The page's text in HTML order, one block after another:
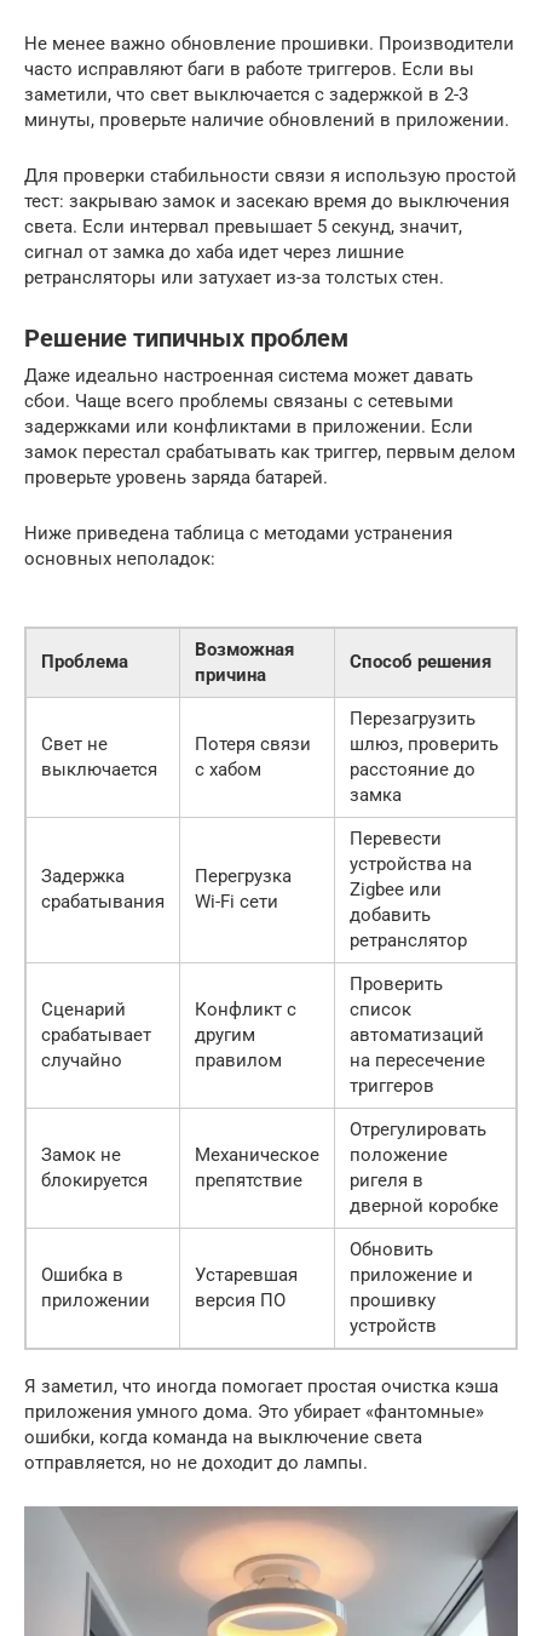
Не менее важно обновление прошивки. Производители
часто исправляют баги в работе триггеров. Если вы
заметили, что свет выключается с задержкой в 2-3
минуты, проверьте наличие обновлений в приложении.
Для проверки стабильности связи я использую простой
тест: закрываю замок и засекаю время до выключения
света. Если интервал превышает 5 секунд, значит,
сигнал от замка до хаба идет через лишние
ретрансляторы или затухает из-за толстых стен.
Решение типичных проблем
Даже идеально настроенная система может давать
сбои. Чаще всего проблемы связаны с сетевыми
задержками или конфликтами в приложении. Если
замок перестал срабатывать как триггер, первым делом
проверьте уровень заряда батарей.
Ниже приведена таблица с методами устранения
основных неполадок:
Проблема
Возможная
причина
Способ решения
Свет не
выключается
Потеря связи
с хабом
Перезагрузить
шлюз, проверить
расстояние до
замка
Задержка
срабатывания
Перегрузка
Wi-Fi сети
Перевести
устройства на
Zigbee или
добавить
ретранслятор
Сценарий
срабатывает
случайно
Конфликт с
другим
правилом
Проверить
список
автоматизаций
на пересечение
триггеров
Замок не
блокируется
Механическое
препятствие
Отрегулировать
положение
ригеля в
дверной коробке
Ошибка в
приложении
Устаревшая
версия ПО
Обновить
приложение и
прошивку
устройств
Я заметил, что иногда помогает простая очистка кэша
приложения умного дома. Это убирает «фантомные»
ошибки, когда команда на выключение света
отправляется, но не доходит до лампы.